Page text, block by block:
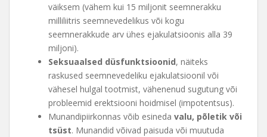
väiksem (vähem kui 15 miljonit seemnerakku
milliliitris seemnevedelikus või kogu
seemnerakkude arv ühes ejakulatsioonis alla 39
miljoni).
Seksuaalsed düsfunktsioonid, näiteks
raskused seemnevedeliku ejakulatsioonil või
vähesel hulgal tootmist, vähenenud sugutung või
probleemid erektsiooni hoidmisel (impotentsus).
Munandipiirkonnas võib esineda valu, põletik või
tsüst. Munandid võivad paisuda või muutuda